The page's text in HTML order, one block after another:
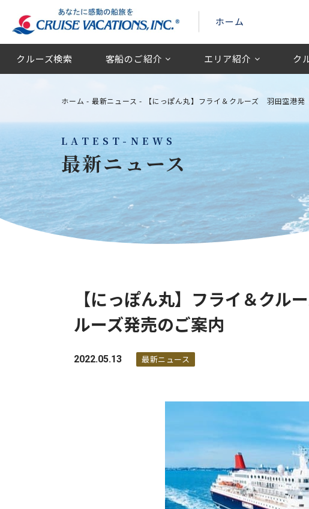
ホーム
クルーズ検索 客船のご紹介 エリア紹介 ク
LATEST-NEWS
最新ニュース
ホーム - 最新ニュース - 【にっぽん丸】フライ＆クルーズ 羽田空港
【にっぽん丸】フライ＆ク
ルーズ発売のご案内
2022.05.13 最新ニュース